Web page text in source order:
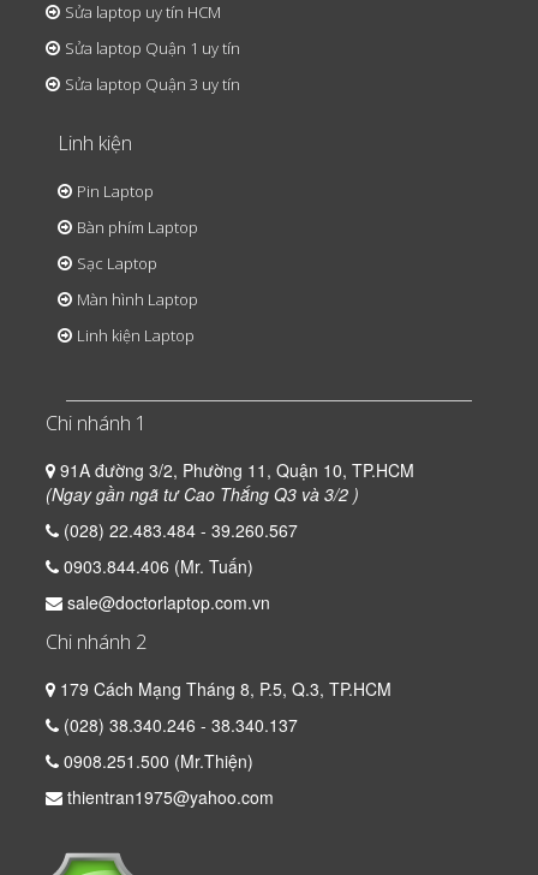
Sửa laptop uy tín HCM
Sửa laptop Quận 1 uy tín
Sửa laptop Quận 3 uy tín
Linh kiện
Pin Laptop
Bàn phím Laptop
Sạc Laptop
Màn hình Laptop
Linh kiện Laptop
Chi nhánh 1
91A đường 3/2, Phường 11, Quận 10, TP.HCM
(Ngay gần ngã tư Cao Thắng Q3 và 3/2 )
(028) 22.483.484 - 39.260.567
0903.844.406 (Mr. Tuấn)
sale@doctorlaptop.com.vn
Chi nhánh 2
179 Cách Mạng Tháng 8, P.5, Q.3, TP.HCM
(028) 38.340.246 - 38.340.137
0908.251.500 (Mr.Thiện)
thientran1975@yahoo.com